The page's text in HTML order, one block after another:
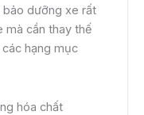
bảo dưỡng xe rất
mà cần thay thế
hạng mục
hóa chất